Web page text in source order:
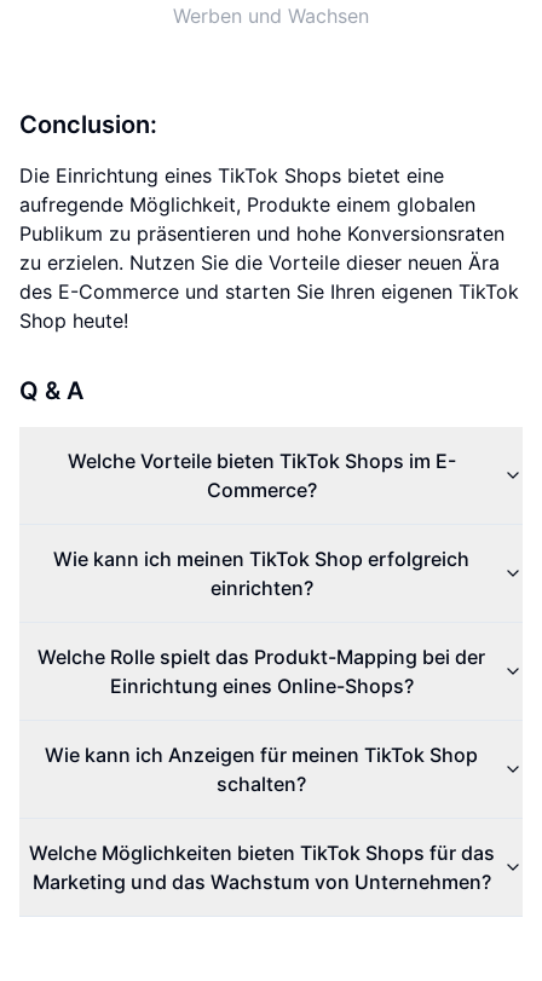
Werben und Wachsen
Conclusion:
Die Einrichtung eines TikTok Shops bietet eine
aufregende Möglichkeit, Produkte einem globalen
Publikum zu präsentieren und hohe Konversionsraten
zu erzielen. Nutzen Sie die Vorteile dieser neuen Ära
des E-Commerce und starten Sie Ihren eigenen TikTok
Shop heute!
Q & A
Welche Vorteile bieten TikTok Shops im E-
Commerce?
Wie kann ich meinen TikTok Shop erfolgreich
einrichten?
Welche Rolle spielt das Produkt-Mapping bei der
Einrichtung eines Online-Shops?
Wie kann ich Anzeigen für meinen TikTok Shop
schalten?
Welche Möglichkeiten bieten TikTok Shops für das
Marketing und das Wachstum von Unternehmen?